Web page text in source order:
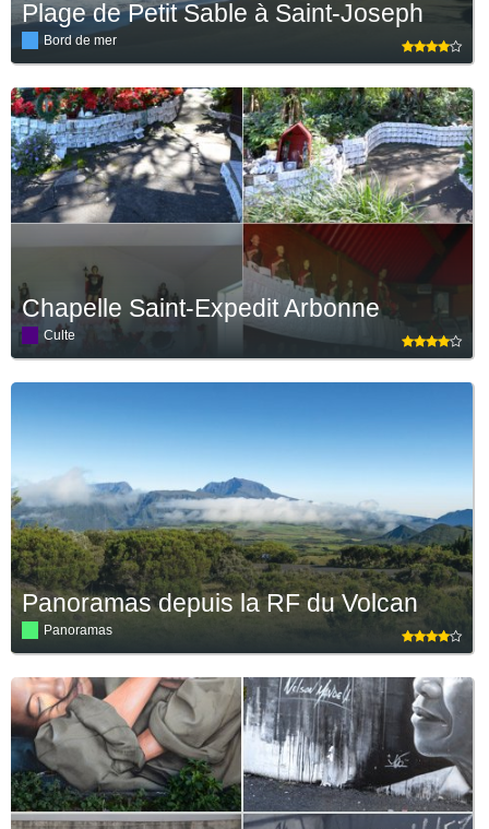
Plage de Petit Sable à Saint-Joseph
Bord de mer
Chapelle Saint-Expedit Arbonne
Culte
Panoramas depuis la RF du Volcan
Panoramas